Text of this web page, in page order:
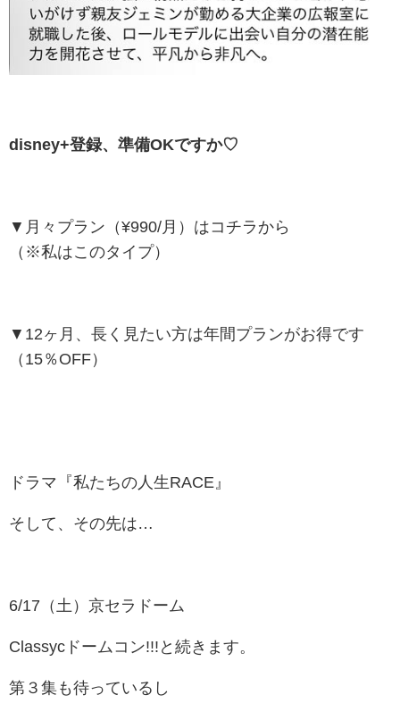
disney+登録、準備OKですか♡
▼月々プラン（¥990/月）はコチラから
（※私はこのタイプ）
▼12ヶ月、長く見たい方は年間プランがお得です
（15％OFF）
ドラマ『私たちの人生RACE』
そして、その先は…
6/17（土）京セラドーム
Classycドームコン!!!と続きます。
第３集も待っているし